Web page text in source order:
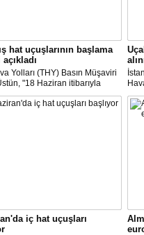
hat uçuşlarının başlama
Yolları (THY) Basın Müşaviri
"18 Haziran itibarıyla
16 şehirden Anadolu’daki
direkt uçmaya başlayacağız"
iç hat uçuşları